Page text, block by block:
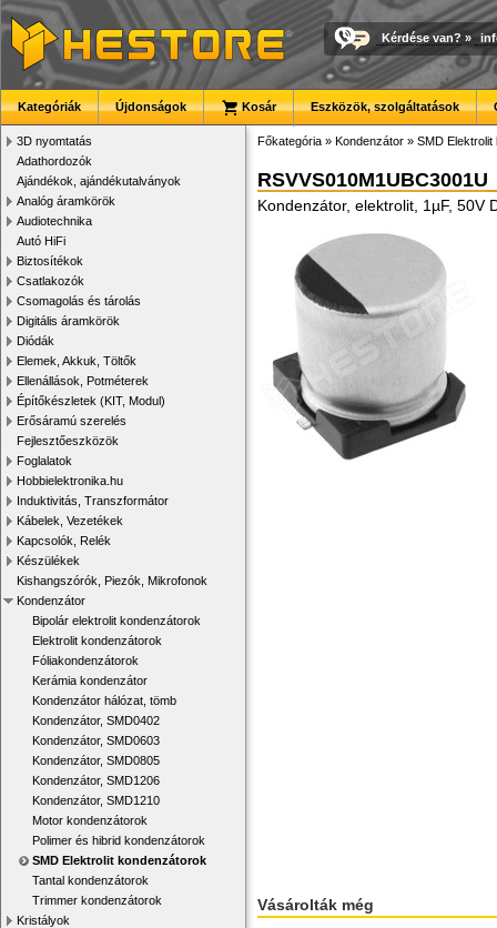
Kérdése van? »
Kategóriák Újdonságok Kosár Eszközök, szolgáltatások
3D nyomtatás
Adathordozók
Ajándékok, ajándékutalványok
Analóg áramkörök
Audiotechnika
Autó HiFi
Biztosítékok
Csatlakozók
Csomagolás és tárolás
Digitális áramkörök
Diódák
Elemek, Akkuk, Töltők
Ellenállások, Potméterek
Építőkészletek (KIT, Modul)
Erősáramú szerelés
Fejlesztőeszközök
Foglalatok
Hobbielektronika.hu
Induktivitás, Transzformátor
Kábelek, Vezetékek
Kapcsolók, Relék
Készülékek
Kishangszórók, Piezók, Mikrofonok
Kondenzátor
Bipolár elektrolit kondenzátorok
Elektrolit kondenzátorok
Fóliakondenzátorok
Kerámia kondenzátor
Kondenzátor hálózat, tömb
Kondenzátor, SMD0402
Kondenzátor, SMD0603
Kondenzátor, SMD0805
Kondenzátor, SMD1206
Kondenzátor, SMD1210
Motor kondenzátorok
Polimer és hibrid kondenzátorok
SMD Elektrolit kondenzátorok
Tantal kondenzátorok
Trimmer kondenzátorok
Kristályok
Főkategória » Kondenzátor » SMD
RSVVS010M1UBC3001U
Kondenzátor, elektrolit, 1µF, 50V
Vásárolták még